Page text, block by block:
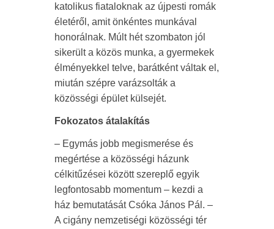
katolikus fiataloknak az újpesti romák
életéről, amit önkéntes munkával
honorálnak. Múlt hét szombaton jól
sikerült a közös munka, a gyermekek
élményekkel telve, barátként váltak el,
miután szépre varázsolták a
közösségi épület külsejét.
Fokozatos átalakítás
– Egymás jobb megismerése és
megértése a közösségi házunk
célkitűzései között szereplő egyik
legfontosabb momentum – kezdi a
ház bemutatását Csóka János Pál. –
A cigány nemzetiségi közösségi tér